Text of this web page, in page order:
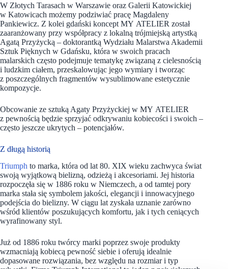
W Złotych Tarasach w Warszawie oraz Galerii Katowickiej
w Katowicach możemy podziwiać pracę Magdaleny
Pankiewicz. Z kolei gdański koncept MY ATELIER został
zaaranżowany przy współpracy z lokalną trójmiejską artystką
Agatą Przyżycką – doktorantką Wydziału Malarstwa Akademii
Sztuk Pięknych w Gdańsku, która w swoich pracach
malarskich często podejmuje tematykę związaną z cielesnością
i ludzkim ciałem, przeskalowując jego wymiary i tworząc
z poszczególnych fragmentów wysublimowane estetycznie
kompozycje.
Obcowanie ze sztuką Agaty Przyżyckiej w MY ATELIER
z pewnością będzie sprzyjać odkrywaniu kobiecości i swoich –
często jeszcze ukrytych – potencjałów.
Z długą historią
Triumph to marka, która od lat 80. XIX wieku zachwyca świat
swoją wyjątkową bielizną, odzieżą i akcesoriami. Jej historia
rozpoczęła się w 1886 roku w Niemczech, a od tamtej pory
marka stała się symbolem jakości, elegancji i innowacyjnego
podejścia do bielizny. W ciągu lat zyskała uznanie zarówno
wśród klientów poszukujących komfortu, jak i tych ceniących
wyrafinowany styl.
Już od 1886 roku twórcy marki poprzez swoje produkty
wzmacniają kobiecą pewność siebie i oferują idealnie
dopasowane rozwiązania, bez względu na rozmiar i typ